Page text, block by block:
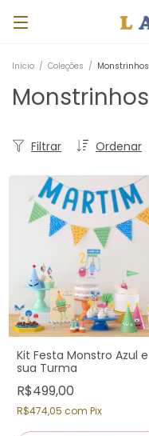
Início / Coleções / Monstrinhos
Monstrinhos
Ordenar
Filtrar
Kit Festa Monstro Azul e
sua Turma
R$499,00
R$474,05 com Pix